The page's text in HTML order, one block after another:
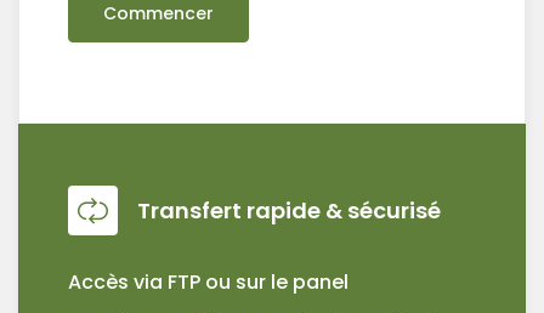
Commencer
Transfert rapide & sécurisé
Accès via FTP ou sur le panel